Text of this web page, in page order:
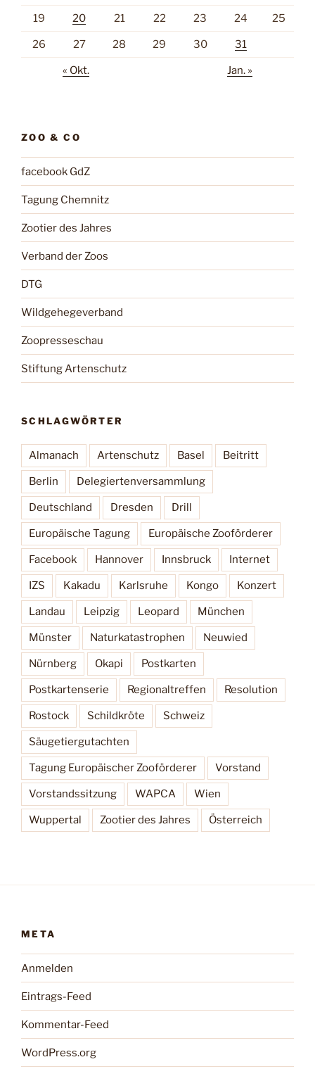
19 20 21 22 23 24 25
26 27 28 29 30 31
« Okt. Jan. »
ZOO & CO
facebook GdZ
Tagung Chemnitz
Zootier des Jahres
Verband der Zoos
DTG
Wildgehegeverband
Zoopresseschau
Stiftung Artenschutz
SCHLAGWÖRTER
Almanach Artenschutz Basel Beitritt
Berlin Delegiertenversammlung
Deutschland Dresden Drill
Europäische Tagung Europäische Zooförderer
Facebook Hannover Innsbruck Internet
IZS Kakadu Karlsruhe Kongo Konzert
Landau Leipzig Leopard München
Münster Naturkatastrophen Neuwied
Nürnberg Okapi Postkarten
Postkartenserie Regionaltreffen Resolution
Rostock Schildkröte Schweiz
Säugetiergutachten
Tagung Europäischer Zooförderer Vorstand
Vorstandssitzung WAPCA Wien
Wuppertal Zootier des Jahres Österreich
META
Anmelden
Eintrags-Feed
Kommentar-Feed
WordPress.org